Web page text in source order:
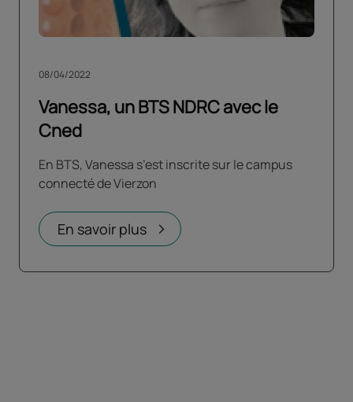
Vanessa, un BTS NDRC avec le
Cned
08/04/2022
En BTS, Vanessa s’est inscrite sur le campus
connecté de Vierzon
En savoir plus